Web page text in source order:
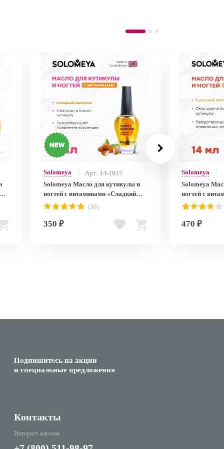
Solomeya
Арт: 14-1937
Solomeya Масло для кутикулы и
ногтей с витаминами «Сладкий
Миндаль» 9 мл/ Cuticle Oil "Sweet
(39)
350 ₽
Solomeya
Solomeya
ногтей с
апельсин»
470 ₽
Подпишитесь на акции
и специальные предложения
Контакты
Интернет-магазин